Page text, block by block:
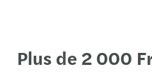
Plus de 2 000